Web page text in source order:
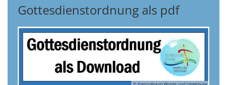
Gottesdienstordnung als pdf